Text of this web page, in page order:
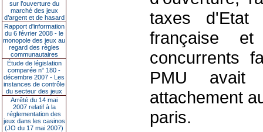
sur l’ouverture du
marché des jeux
d’argent et de hasard
Rapport d'information
du 6 février 2008 - le
monopole des jeux au
regard des règles
communautaires
Étude de législation
comparée n° 180 -
décembre 2007 - Les
instances de contrôle
du secteur des jeux
Arrêté du 14 mai
2007 relatif à la
réglementation des
jeux dans les casinos
(JO du 17 mai 2007)
taxes d'Etat
française
concurrents
PMU avait
attachement
paris.